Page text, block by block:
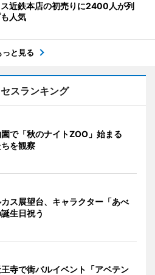
ス近鉄本店の初売りに2400人が列
人気
っと見る
スランキング
園で「秋のナイトZOO」始まる
を観察
ス展望台、キャラクター「あべ
生日祝う
寺で街バルイベント「アベテン